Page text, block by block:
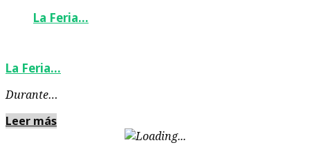
La Feria…
La Feria…
Durante…
Leer más